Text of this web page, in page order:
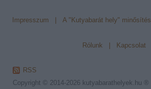
Impresszum A "Kutyabarát hely" minősítés
Rólunk Kapcsolat
RSS
Copyright © 2014-2026 kutyabarathelyek.hu ®